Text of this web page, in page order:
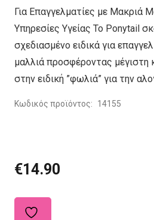
Για Επαγγελματίες με Μακριά
Υπηρεσίες Υγείας Το Ponytail
σχεδιασμένο ειδικά για
μαλλιά προσφέροντας μέγιστη
στην ειδική ”φωλιά” για την
Κωδικός προϊόντος: 14155
€14.90